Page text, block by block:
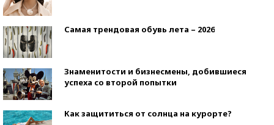
Самая трендовая обувь лета – 2026
Знаменитости и бизнесмены, добившиеся
успеха со второй попытки
Как защититься от солнца на курорте?